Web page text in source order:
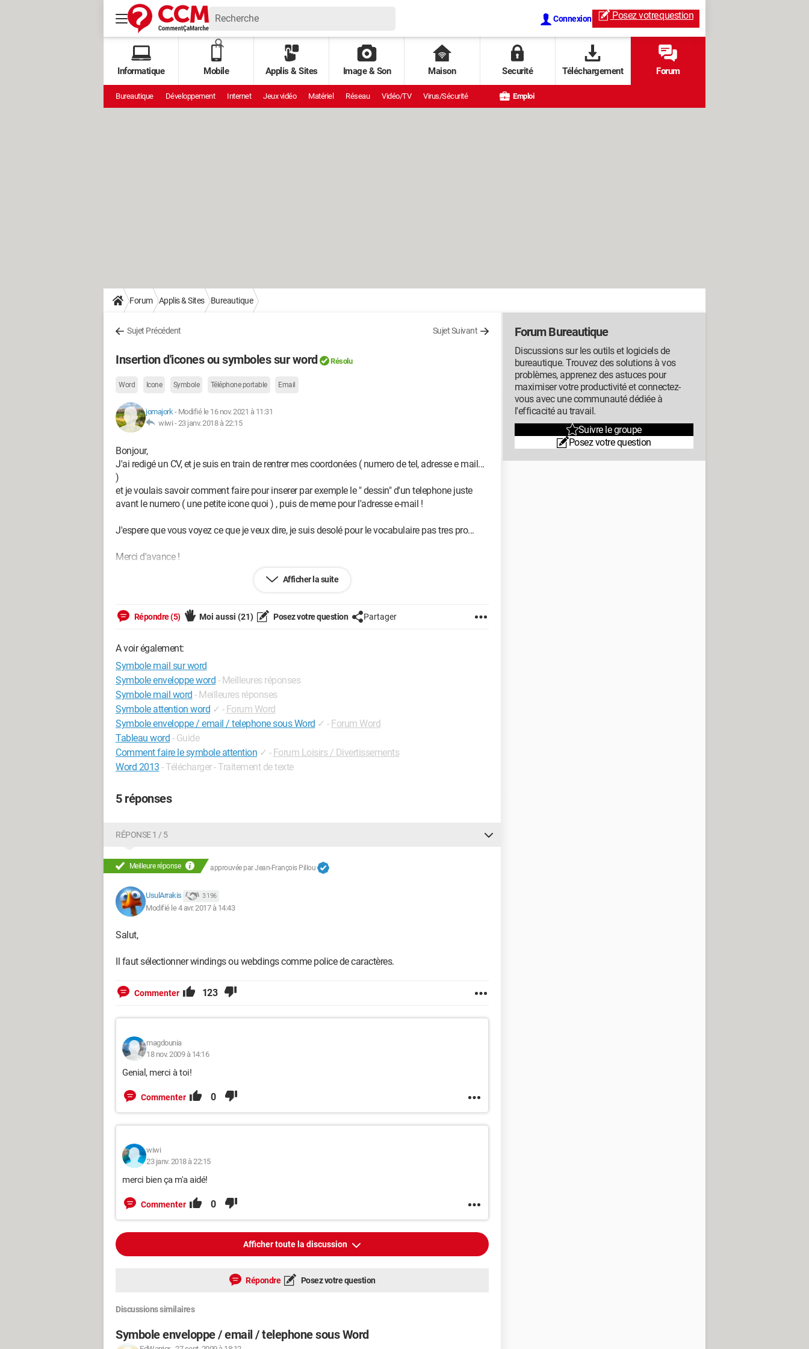
Connexion Posez votrequestion
Informatique Mobile Applis & Sites Image & Son Maison Securité Téléchargement Forum
Bureautique Développement Internet Jeux vidéo Matériel Réseau Vidéo/TV Virus/Sécurité Emploi
Forum Applis & Sites Bureautique
Sujet Précédent Sujet Suivant
Insertion d'icones ou symboles sur word Résolu
Word Icone Symbole Téléphone portable Email
jomajork- Modifié le 16 nov. 2021 à 11:31
wiwi -23 janv. 2018 à 22:15
Bonjour,
J'ai redigé un CV, et je suis en train de rentrer mes coordonées ( numero de tel, adresse e mail...
)
et je voulais savoir comment faire pour inserer par exemple le " dessin" d'un telephone juste
avant le numero ( une petite icone quoi ) , puis de meme pour l'adresse e-mail !
J'espere que vous voyez ce que je veux dire, je suis desolé pour le vocabulaire pas tres pro...
Merci d'avance !
Afficher la suite
Répondre (5) Moi aussi (21) Posez votre question Partager
A voir également:
Symbole mail sur word
Symbole enveloppe word - Meilleures réponses
Symbole mail word - Meilleures réponses
Symbole attention word ✓ - Forum Word
Symbole enveloppe / email / telephone sous Word ✓ - Forum Word
Tableau word - Guide
Comment faire le symbole attention ✓ - Forum Loisirs / Divertissements
Word 2013 - Télécharger - Traitement de texte
5 réponses
RÉPONSE 1 / 5
Meilleure réponse approuvée parJean-François Pillou
UsulArrakis 3 196
Modifié le 4 avr. 2017 à 14:43
Salut,
Il faut sélectionner windings ou webdings comme police de caractères.
Commenter 123
magdounia
18 nov. 2009 à 14:16
Genial, merci à toi!
Commenter 0
wiwi
23 janv. 2018 à 22:15
merci bien ça m'a aidé!
Commenter 0
Afficher toute la discussion
Répondre Posez votre question
Discussions similaires
Symbole enveloppe / email / telephone sous Word
Forum Bureautique
Discussions sur les outils et logiciels de
bureautique. Trouvez des solutions à vos
problèmes, apprenez des astuces pour
maximiser votre productivité et connectez-
vous avec une communauté dédiée à
l'efficacité au travail.
Suivre le groupe
Posez votre question